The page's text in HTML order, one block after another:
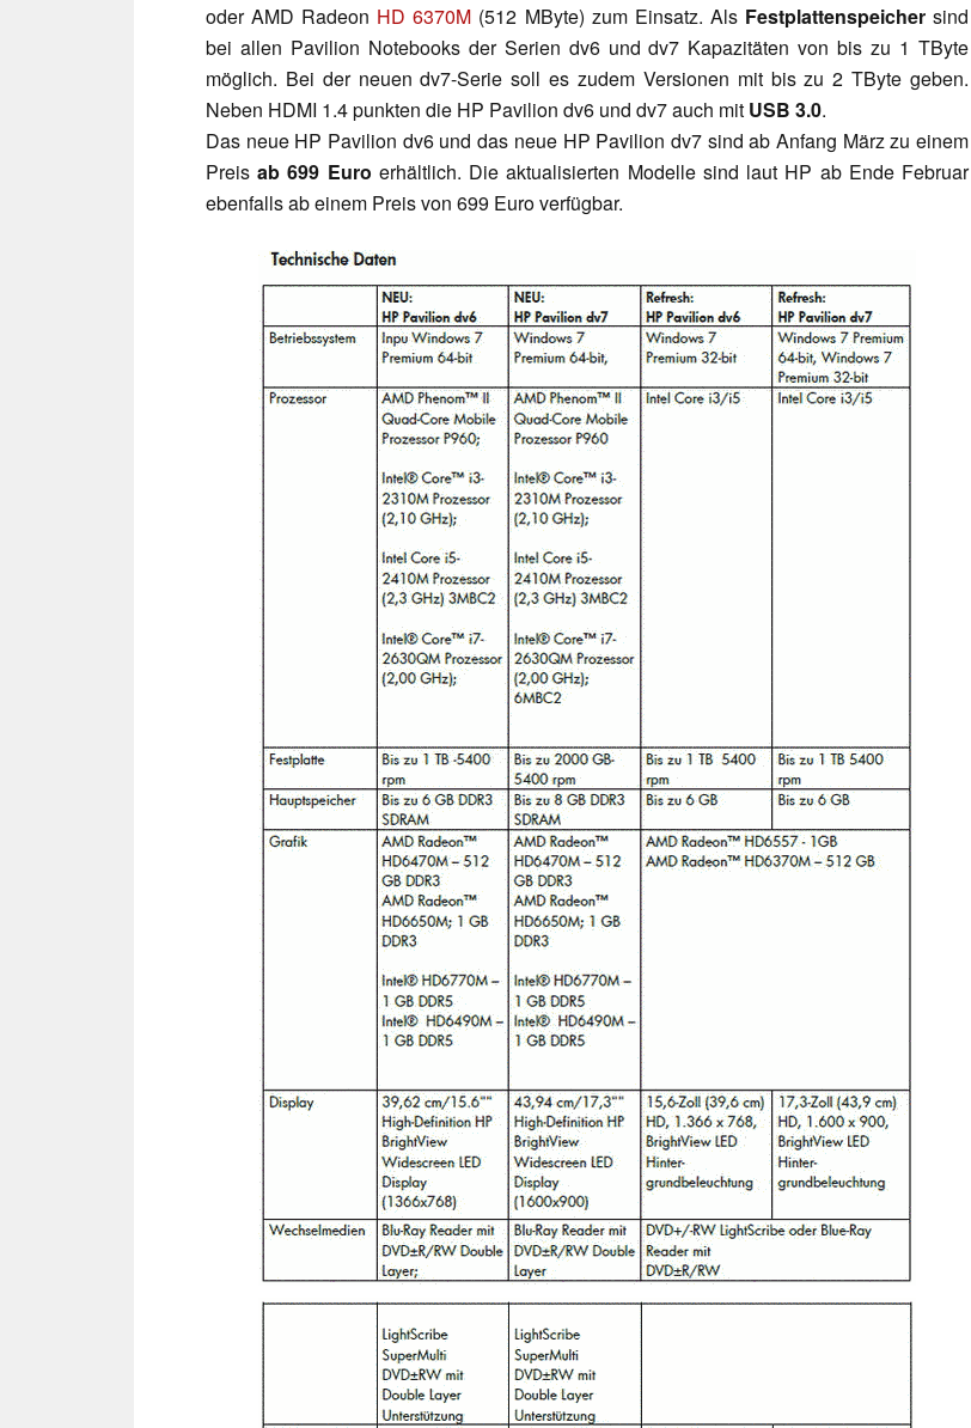
oder AMD Radeon HD 6370M (512 MByte) zum Einsatz. Als Festplattenspeichersind
bei allen Pavilion Notebooks der Serien dv6 und dv7 Kapazitäten von bis zu 1 TByte
möglich. Bei der neuen dv7-Serie soll es zudem Versionen mit bis zu 2 TByte geben.
Neben HDMI 1.4 punkten die HP Pavilion dv6 und dv7 auch mit USB 3.0.
Das neue HP Pavilion dv6 und das neue HP Pavilion dv7 sind ab Anfang März zu einem
Preisab 699 Euro erhältlich. Die aktualisierten Modelle sind laut HP ab Ende Februar
ebenfalls ab einem Preis von 699 Euro verfügbar.